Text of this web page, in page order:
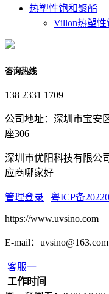
热塑性饱和聚酯
Villon热塑性
咨询热线
138 2331 1709
公司地址：深圳市宝安
座306
深圳市优阳科技有限公
应商哪家好
管理登录 | 粤ICP备
https://www.uvsino.com
E-mail：uvsino@163.com
客服一
工作时间